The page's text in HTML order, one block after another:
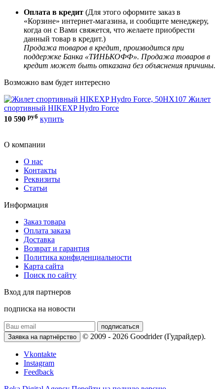
Оплата в кредит (Для этого оформите заказ в
«Корзине» интернет-магазина, и сообщите менеджеру,
когда он с Вами свяжется, что желаете приобрести
данный товар в кредит.)
Продажа товаров в кредит, производится при
поддержке Банка «ТИНЬКОФФ». Продажа товаров в
кредит может быть отказана без объяснения причины.
Возможно вам будет интересно
Жилет
спортивный HIKEXP Hydro Force
10 590 руб купить
О компании
О нас
Контакты
Реквизиты
Статьи
Информация
Заказ товара
Оплата заказа
Доставка
Возврат и гарантия
Политика конфиденциальности
Карта сайта
Поиск по сайту
Вход для партнеров
подписка на новости
подписаться
Заявка на партнёрство
© 2009 - 2026 Goodrider (Гудрайдер).
Vkontakte
Instagram
Feedback